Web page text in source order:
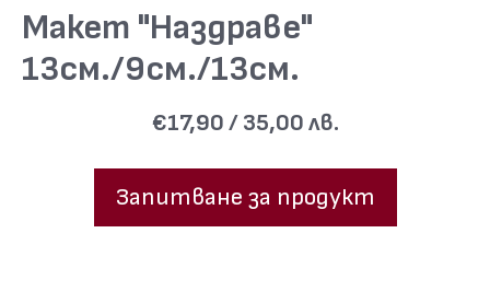
Макет "Наздраве"
13см./9см./13см.
€17,90 / 35,00 лв.
Запитване за продукт